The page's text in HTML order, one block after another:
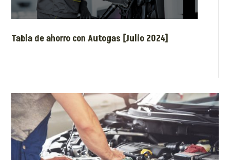
Tabla de ahorro con Autogas [Julio 2024]